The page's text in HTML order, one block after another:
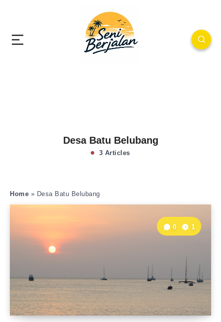
Desa Batu Belubang
3 Articles
Home » Desa Batu Belubang
0 1